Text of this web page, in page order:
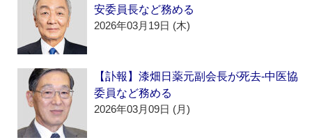
安委員長など務める
2026年03月19日 (木)
【訃報】漆畑日薬元副会長が死去‐中医協
委員など務める
2026年03月09日 (月)